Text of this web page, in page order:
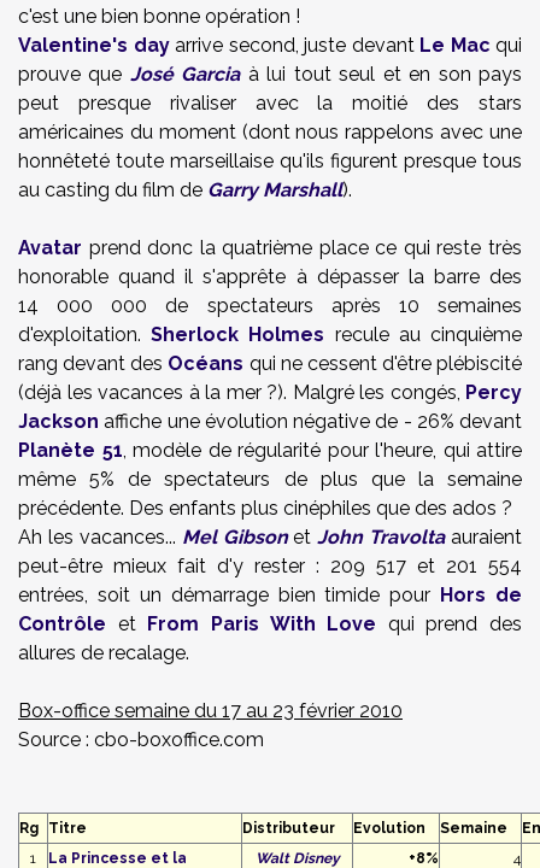
c'est une bien bonne opération !
Valentine's dayarrive second, juste devant Le Mac qui
prouve que José Garciaà lui tout seul et en son pays
peut presque rivaliser avec la moitié des stars
américaines du moment (dont nous rappelons avec une
honnêteté toute marseillaise qu'ils figurent presque tous
au casting du film de Garry Marshall).
Avatar prend donc la quatrième place ce qui reste très
honorable quand il s'apprête à dépasser la barre des
14 000 000 de spectateurs après 10 semaines
d'exploitation.Sherlock Holmes recule au cinquième
rang devant des Océans qui ne cessent d'être plébiscité
(déjà les vacances à la mer ?). Malgré les congés, Percy
Jackson affiche une évolution négative de - 26% devant
Planète 51, modèle de régularité pour l'heure, qui attire
même 5% de spectateurs de plus que la semaine
précédente. Des enfants plus cinéphiles que des ados ?
Ah les vacances... Mel GibsonetJohn Travoltaauraient
peut-être mieux fait d'y rester : 209 517 et 201 554
entrées, soit un démarrage bien timide pour Hors de
Contrôle et From Paris With Love qui prend des
allures de recalage.
Box-office semaine du 17 au 23 février 2010
Source : cbo-boxoffice.com
Rg Titre Distributeur Evolution Semaine
1
La Princesse et la
Walt Disney
+8% 4